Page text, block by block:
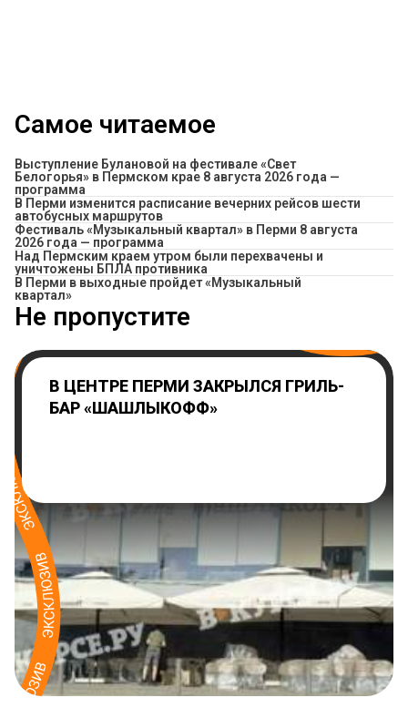
Самое читаемое
Выступление Булановой на фестивале «Свет
Белогорья» в Пермском крае 8 августа 2026 года —
программа
​В Перми изменится расписание вечерних рейсов шести
автобусных маршрутов
Фестиваль «Музыкальный квартал» в Перми 8 августа
2026 года — программа
Над Пермским краем утром были перехвачены и
уничтожены БПЛА противника
В Перми в выходные пройдет «Музыкальный
квартал»
Не пропустите
В ЦЕНТРЕ ПЕРМИ ЗАКРЫЛСЯ ГРИЛЬ-
БАР «ШАШЛЫКОФФ»